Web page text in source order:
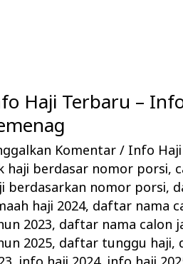
Haji Terbaru –
Komentar / Info Haji
haji berdasar nomor porsi,
berdasarkan nomor porsi,
haji 2024, daftar nama
2023, daftar nama calon
2025, daftar tunggu haji,